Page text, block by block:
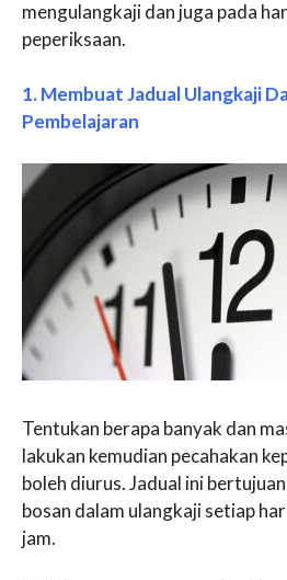
mengulangkaji dan juga pada
peperiksaan.
1. Membuat Jadual Ulangkaji
Pembelajaran
Tentukan berapa banyak dan
lakukan kemudian pecahakan
boleh diurus. Jadual ini
bosan dalam ulangkaji setiap
jam.